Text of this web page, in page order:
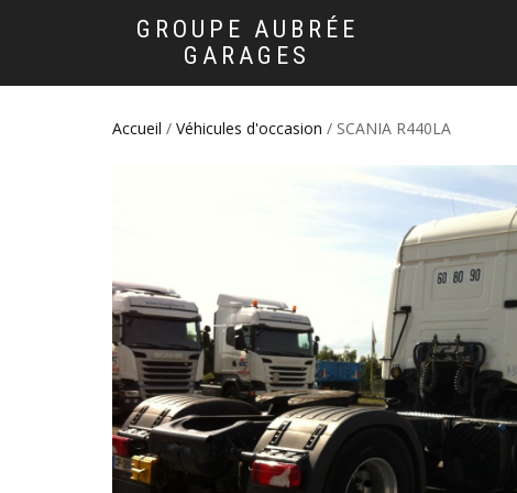
GROUPE AUBRÉE
GARAGES
Accueil / Véhicules d'occasion / SCANIA R440LA